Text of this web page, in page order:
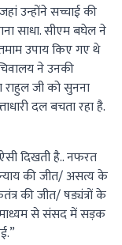
उन्होंने सच्चाई की
साधा. सीएम बघेल ने
उपाय किए गए थे
ने उनकी
जी को सुनना
दल बचता रहा है.
दिखती है.. नफरत
की जीत/ असत्य के
की जीत/ षड्यंत्रों के
माध्यम से संसद में सड़क